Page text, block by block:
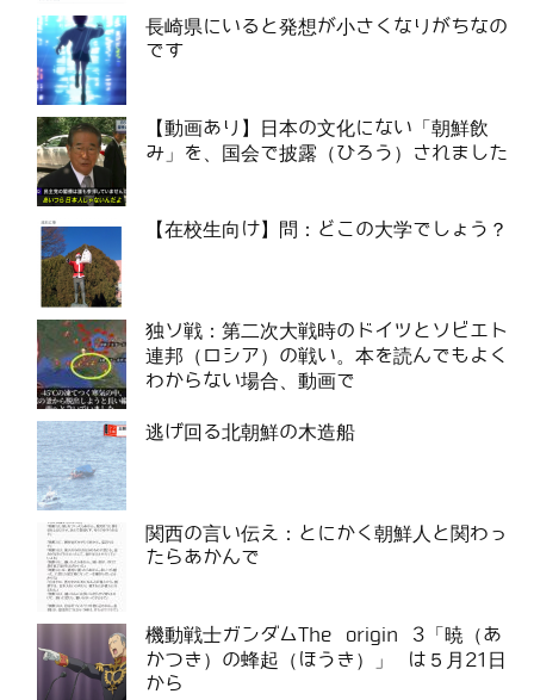
長崎県にいると発想が小さくなりがちなの
です
【動画あり】日本の文化にない「朝鮮飲
み」を、国会で披露（ひろう）されました
【在校生向け】問：どこの大学でしょう？
独ソ戦：第二次大戦時のドイツとソビエト
連邦（ロシア）の戦い。本を読んでもよく
わからない場合、動画で
逃げ回る北朝鮮の木造船
関西の言い伝え：とにかく朝鮮人と関わっ
たらあかんで
機動戦士ガンダムThe origin 3「暁（あ
かつき）の蜂起（ほうき）」 は５月21日
から